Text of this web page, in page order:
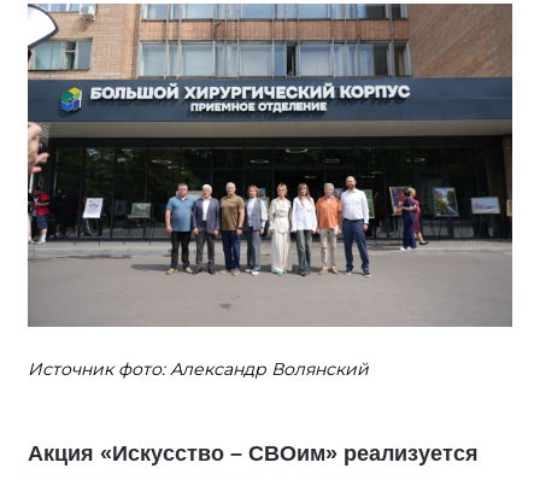
Источник фото: Александр Волянский
Акция «Искусство – СВОим» реализуется